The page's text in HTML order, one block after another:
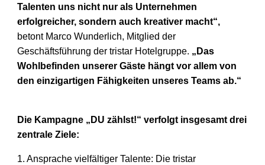
Talenten uns nicht nur als Unternehmen
erfolgreicher, sondern auch kreativer macht“,
betont Marco Wunderlich, Mitglied der
Geschäftsführung der tristar Hotelgruppe. „Das
Wohlbefinden unserer Gäste hängt vor allem von
den einzigartigen Fähigkeiten unseres Teams ab.“
Die Kampagne „DU zählst!“ verfolgt insgesamt drei
zentrale Ziele:
1. Ansprache vielfältiger Talente: Die tristar